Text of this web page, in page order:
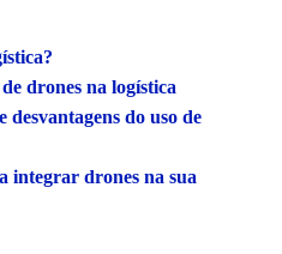
drones na logística
desvantagens do uso de
integrar drones na sua